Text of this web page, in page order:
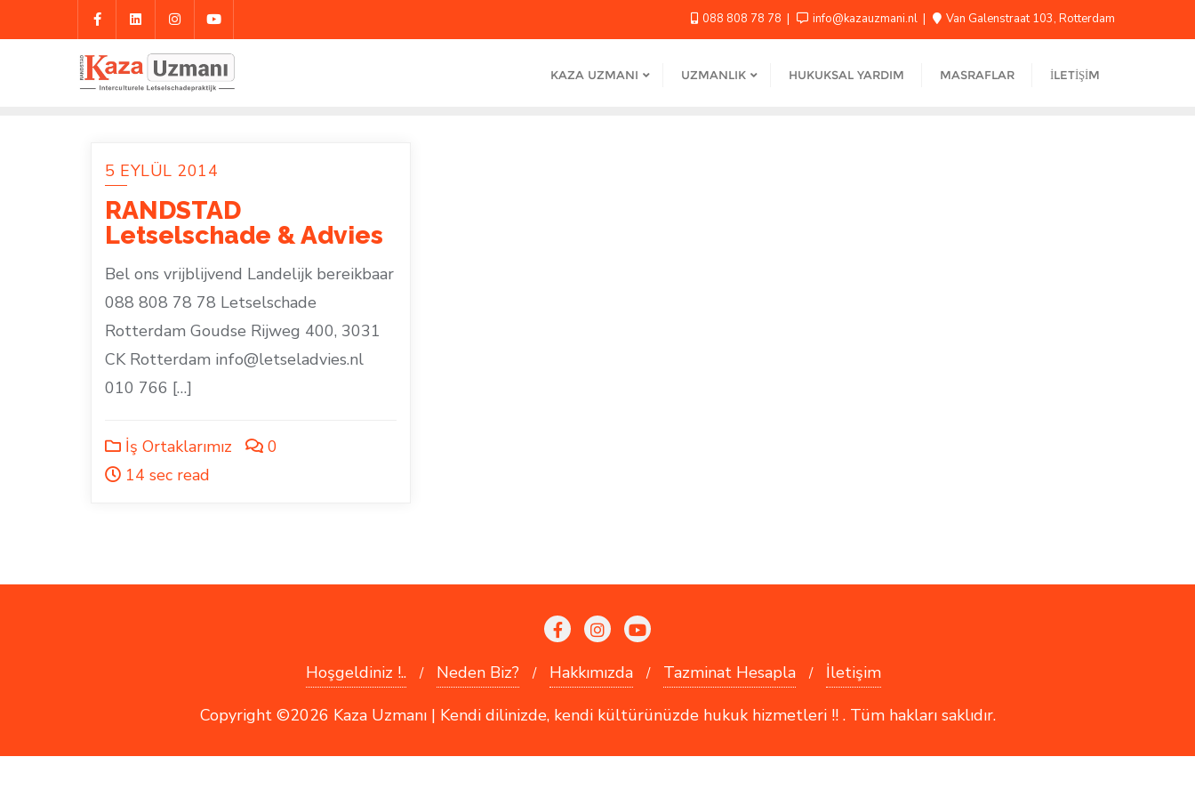
to
088 808 78 78 info@kazauzmani.nl Van Galenstraat 103, Rotterdam
KAZA UZMANI UZMANLIK HUKUKSAL YARDIM MASRAFLAR İLETIŞIM
5 EYLÜL 2014
RANDSTAD
Letselschade & Advies
Bel ons vrijblijvend Landelijk bereikbaar
088 808 78 78 Letselschade
Rotterdam Goudse Rijweg 400, 3031
CK Rotterdam info@letseladvies.nl
010 766 […]
İş Ortaklarımız
0
14 sec read
Hoşgeldiniz !.. Neden Biz? Hakkımızda Tazminat Hesapla
İletişim
Copyright ©2026 Kaza Uzmanı | Kendi dilinizde, kendi kültürünüzde hukuk hizmetleri !! . Tüm hakları saklıdır.